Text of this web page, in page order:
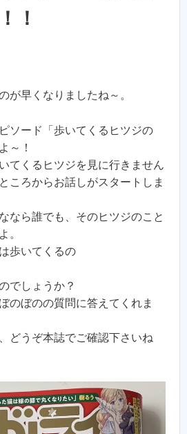
！
が早くなりましたね～。
ソード「歩いてくるヒツジの
～！
てくるヒツジを見に行きません
ころからお話しがスタートしま
なら誰でも、そのヒツジのこと
。
歩いてくるの
でしょうか？
のぼのの質問に答えてくれま
どうぞ本誌でご確認下さいね